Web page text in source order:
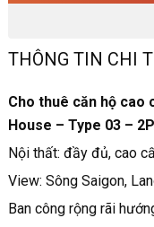
THÔNG TIN CHI
Cho thuê căn hộ cao
House – Type 03 –
Nội thất: đầy đủ, cao
View: Sông Saigon,
Ban công rộng rãi